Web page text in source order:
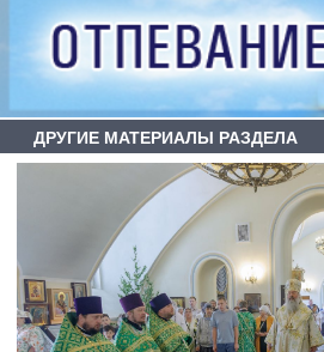
ДРУГИЕ МАТЕРИАЛЫ РАЗДЕЛА